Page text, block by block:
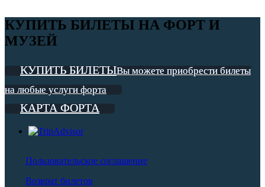
КУПИТЬ БИЛЕТЫ НА ФОРТ И
МУЗЕЙ
КУПИТЬ БИЛЕТЫВы можете приобрести билеты
на любые услуги форта
КАРТА ФОРТА
Пользовательское соглашение
Возврат билетов